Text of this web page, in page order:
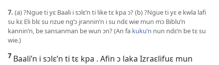
7. (a) ?Ngue ti yɛ Baali i sɔlɛ’n ti like tɛ kpa ɔ? (b) ?Ngue ti yɛ e kwla lafi
su kɛ Eli blɛ su nzue ng’ɔ jrannin’n i su ndɛ wie mun mɔ Biblu’n
kannin’n, be sansanman be wun ɔn? (An fa kuku’n nun ndɛ’n be tɛ su
wie.)
7 Baali’n i sɔlɛ’n ti tɛ kpa . Afin ɔ laka Izraɛlifuɛ mun